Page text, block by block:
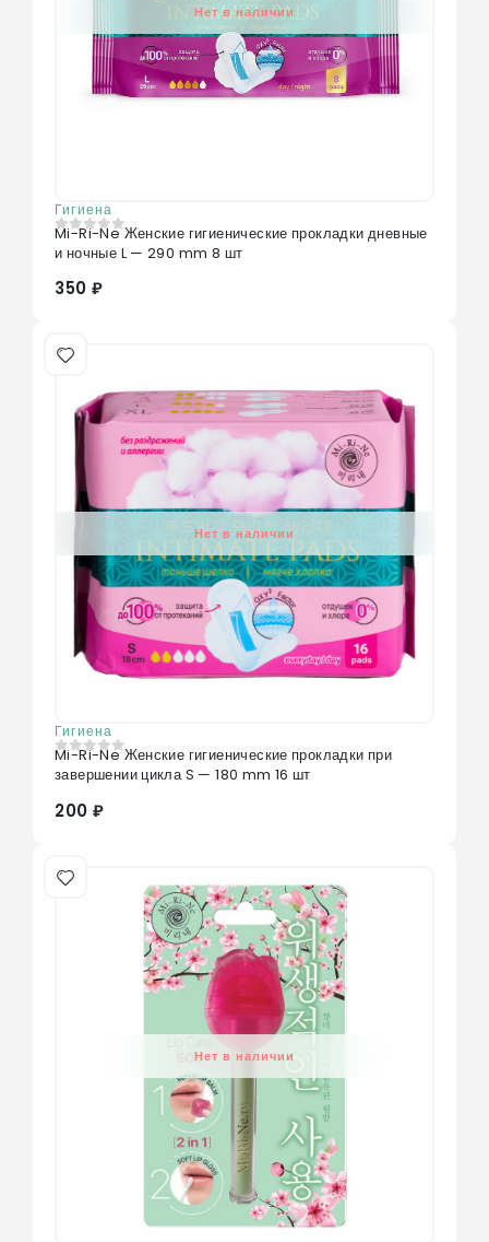
Нет в наличии
Гигиена
0из 5
Mi-Ri-Ne Женские гигиенические прокладки дневные
и ночные L — 290 mm 8 шт
350 ₽
Нет в наличии
Гигиена
0из 5
Mi-Ri-Ne Женские гигиенические прокладки при
завершении цикла S — 180 mm 16 шт
200 ₽
Нет в наличии